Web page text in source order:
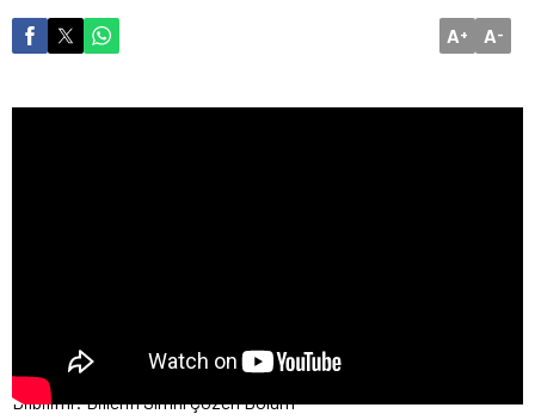
A+ A-
Dilbilimi: Dillerin Sırrını Çözen Bölüm